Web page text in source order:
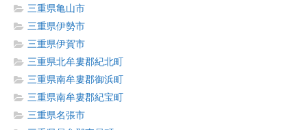
三重県亀山市
三重県伊勢市
三重県伊賀市
三重県北牟婁郡紀北町
三重県南牟婁郡御浜町
三重県南牟婁郡紀宝町
三重県名張市